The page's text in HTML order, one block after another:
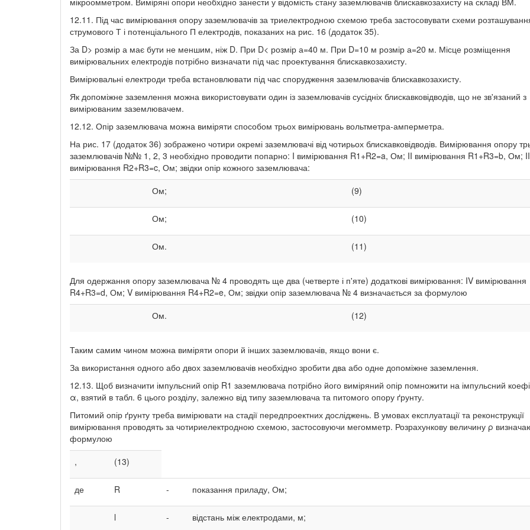
12.11. Під час вимірювання опору заземлювачів за триелектродною схемою треба застосовувати схеми
струмового Т і потенціального П електродів, показаних на рис. 16 (додаток 35).
За D> розмір а має бути не меншим, ніж D. При D< розмір а=40 м. При D=10 м розмір а=20 м. Місце розміщення
вимірювальних електродів потрібно визначати під час проектування блискавкозахисту.
Вимірювальні електроди треба встановлювати під час спорудження заземлювачів блискавкозахисту.
Як допоміжне заземлення можна використовувати один із заземлювачів сусідніх блискавковідводів, що не зв'язаний з
вимірюваним заземлювачем.
12.12. Опір заземлювача можна виміряти способом трьох вимірювань вольтметра-амперметра.
На рис. 17 (додаток 36) зображено чотири окремі заземлювачі від чотирьох блискавковідводів. Вимірювання опору
заземлювачів №№ 1, 2, 3 необхідно проводити попарно: I вимірювання R1+R2=a, Ом; II вимірювання R1+R3=b, Ом;
вимірювання R2+R3=c, Ом; звідки опір кожного заземлювача:
Ом;
(9)
Ом; (10)
Ом. (11)
Для одержання опору заземлювача № 4 проводять ще два (четверте і п'яте) додаткові вимірювання: IV вимірювання
R4+R3=d, Ом; V вимірювання R4+R2=e, Ом; звідки опір заземлювача № 4 визначається за формулою
Ом.
(12)
Таким самим чином можна виміряти опори й інших заземлювачів, якщо вони є.
За використання одного або двох заземлювачів необхідно зробити два або одне допоміжне заземлення.
12.13. Щоб визначити імпульсний опір R1 заземлювача потрібно його виміряний опір помножити на імпульсний
α, взятий в табл. 6 цього розділу, залежно від типу заземлювача та питомого опору ґрунту.
Питомий опір ґрунту треба вимірювати на стадії передпроектних досліджень. В умовах експлуатації та реконструкції
вимірювання проводять за чотириелектродною схемою, застосовуючи мегомметр. Розрахункову величину ρ
формулою
,
(13)
де R - показання приладу, Ом;
l - відстань між електродами, м;